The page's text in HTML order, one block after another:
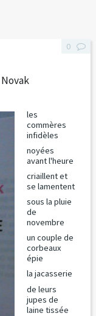
les
commères
infidèles
noyées
avant l'heure
criaillent et
se lamentent
sous la pluie
de
novembre
un couple de
corbeaux
épie
la jacasserie
de leurs
jupes de
laine tissée
0